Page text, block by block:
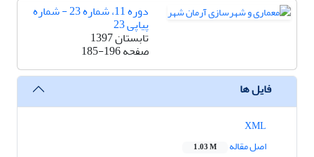
دوره 11، شماره 23 - شماره
پیاپی 23
تابستان 1397
صفحه185-196
فایل ها
اصل مقاله
1.03 M